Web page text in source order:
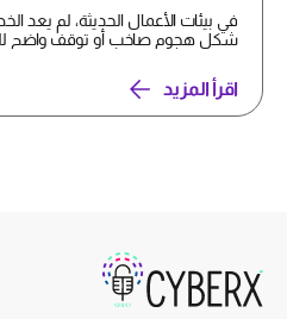
في بيئات الأعمال الحديثة، لم يعد
شكل هجوم صاخب أو توقف واضح
اقرأ المزيد